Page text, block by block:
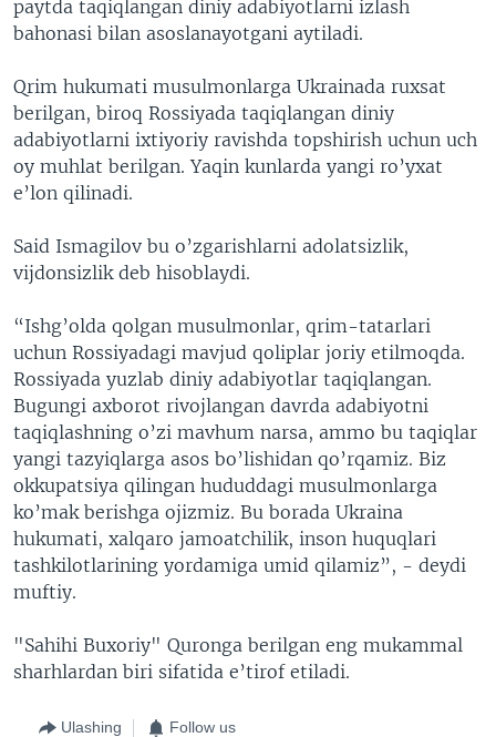
paytda taqiqlangan diniy adabiyotlarni izlash
bahonasi bilan asoslanayotgani aytiladi.
Qrim hukumati musulmonlarga Ukrainada ruxsat
berilgan, biroq Rossiyada taqiqlangan diniy
adabiyotlarni ixtiyoriy ravishda topshirish uchun uch
oy muhlat berilgan. Yaqin kunlarda yangi ro’yxat
e’lon qilinadi.
Said Ismagilov bu o’zgarishlarni adolatsizlik,
vijdonsizlik deb hisoblaydi.
“Ishg’olda qolgan musulmonlar, qrim-tatarlari
uchun Rossiyadagi mavjud qoliplar joriy etilmoqda.
Rossiyada yuzlab diniy adabiyotlar taqiqlangan.
Bugungi axborot rivojlangan davrda adabiyotni
taqiqlashning o’zi mavhum narsa, ammo bu taqiqlar
yangi tazyiqlarga asos bo’lishidan qo’rqamiz. Biz
okkupatsiya qilingan hududdagi musulmonlarga
ko’mak berishga ojizmiz. Bu borada Ukraina
hukumati, xalqaro jamoatchilik, inson huquqlari
tashkilotlarining yordamiga umid qilamiz”, - deydi
muftiy.
"Sahihi Buxoriy" Quronga berilgan eng mukammal
sharhlardan biri sifatida e’tirof etiladi.
Ulashing Follow us